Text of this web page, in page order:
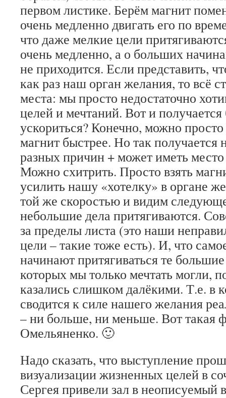
первом листике. Берём магнит
очень медленно двигать его по
что даже мелкие цели
очень медленно, а о больших
не приходится. Если представить,
как раз наш орган желания, то всё
места: мы просто недостаточно
целей и мечтаний. Вот и
ускориться? Конечно, можно просто
магнит быстрее. Но так получается
разных причин + может иметь
Можно схитрить. Просто взять
усилить нашу «хотелку» в органе
той же скоростью и видим
небольшие дела притягиваются.
за пределы листа (это наши
цели – такие тоже есть). И, что
начинают притягиваться те
которых мы только мечтать могли,
казались слишком далёкими. Т.е. в
сводится к силе нашего желания
– ни больше, ни меньше. Вот такая
Омельяненко. 🙂
Надо сказать, что выступление
визуализации жизненных целей в
Сергея привели зал в неописуемый